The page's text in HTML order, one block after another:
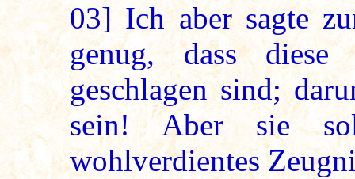
03] Ich aber sagte
genug, dass
geschlagen sind;
sein! Aber sie
wohlverdientes